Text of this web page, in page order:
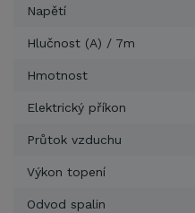
Napětí
Hlučnost (A) / 7m
Hmotnost
Elektrický příkon
Průtok vzduchu
Výkon topení
Odvod spalin